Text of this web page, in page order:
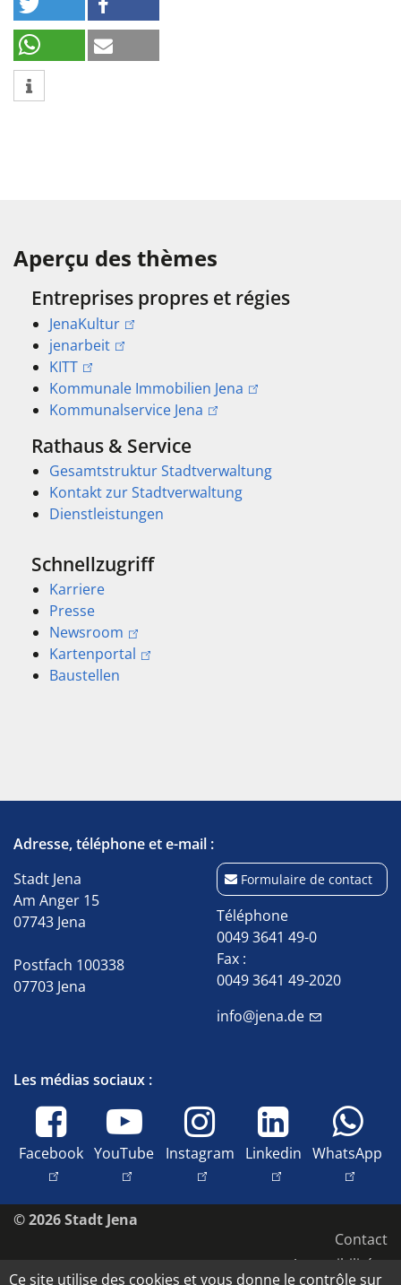
Aperçu des thèmes
Entreprises propres et régies
JenaKultur
jenarbeit
KITT
Kommunale Immobilien Jena
Kommunalservice Jena
Rathaus & Service
Gesamtstruktur Stadtverwaltung
Kontakt zur Stadtverwaltung
Dienstleistungen
Schnellzugriff
Karriere
Presse
Newsroom
Kartenportal
Baustellen
Adresse, téléphone et e-mail :
Stadt Jena
Am Anger 15
07743 Jena
Postfach 100338
07703 Jena
Formulaire de contact
Téléphone
0049 3641 49-0
Fax :
0049 3641 49-2020
info@jena.de
Les médias sociaux :
Facebook YouTube Instagram Linkedin WhatsApp
© 2026 Stadt Jena
Contact
Accessibilité
Ce site utilise des cookies et vous donne le contrôle sur